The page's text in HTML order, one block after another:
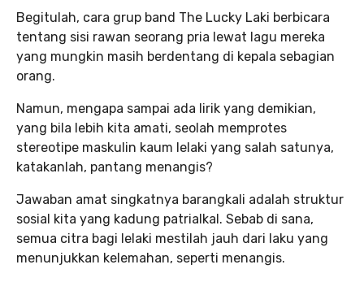
Begitulah, cara grup band The Lucky Laki berbicara
tentang sisi rawan seorang pria lewat lagu mereka
yang mungkin masih berdentang di kepala sebagian
orang.
Namun, mengapa sampai ada lirik yang demikian,
yang bila lebih kita amati, seolah memprotes
stereotipe maskulin kaum lelaki yang salah satunya,
katakanlah, pantang menangis?
Jawaban amat singkatnya barangkali adalah struktur
sosial kita yang kadung patrialkal. Sebab di sana,
semua citra bagi lelaki mestilah jauh dari laku yang
menunjukkan kelemahan, seperti menangis.